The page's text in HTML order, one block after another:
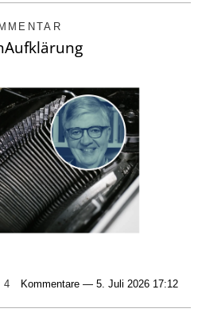
4 Kommentare — 5. Juli 2026 17:12